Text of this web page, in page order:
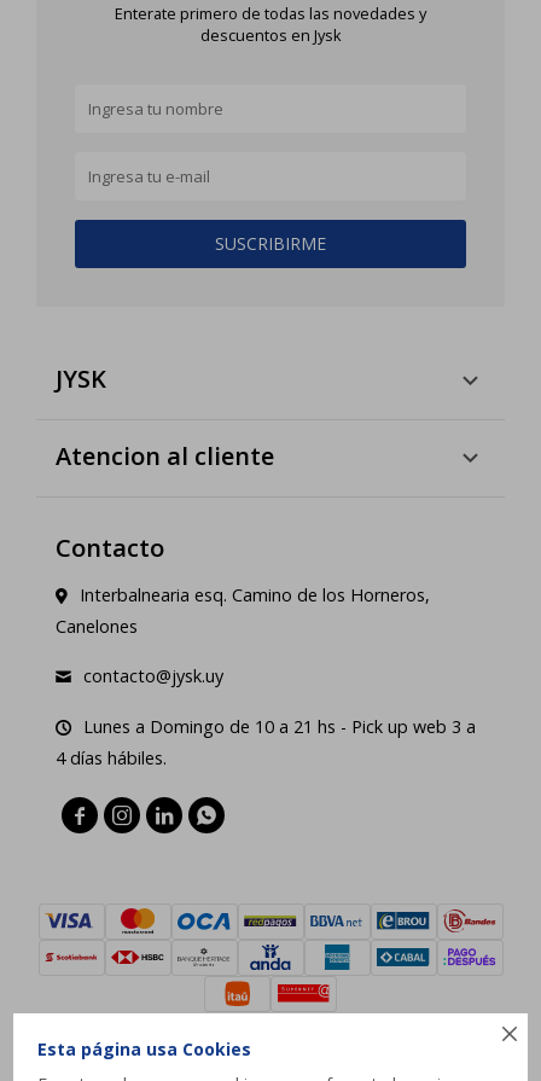

Esta página usa Cookies
Enterate primero de todas las novedades y
descuentos en Jysk
SUSCRIBIRME
JYSK
Atencion al cliente
Contacto
Interbalnearia esq. Camino de los Horneros,
Canelones
contacto@jysk.uy
Lunes a Domingo de 10 a 21 hs - Pick up web 3 a
4 días hábiles.
   